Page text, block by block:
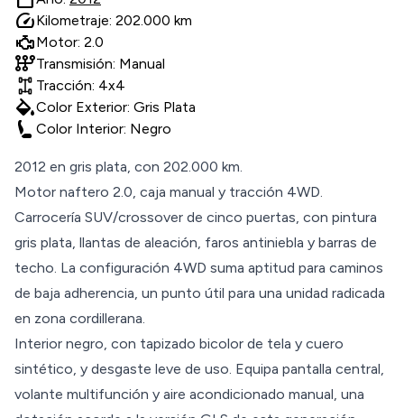
speedKilometraje: 202.000 km
Motor: 2.0
auto_transmissionTransmisión: Manual
Tracción: 4x4
colorsColor Exterior: Gris Plata
Color Interior: Negro
2012 en gris plata, con 202.000 km.
Motor naftero 2.0, caja manual y tracción 4WD.
Carrocería SUV/crossover de cinco puertas, con pintura
gris plata, llantas de aleación, faros antiniebla y barras de
techo. La configuración 4WD suma aptitud para caminos
de baja adherencia, un punto útil para una unidad radicada
en zona cordillerana.
Interior negro, con tapizado bicolor de tela y cuero
sintético, y desgaste leve de uso. Equipa pantalla central,
volante multifunción y aire acondicionado manual, una